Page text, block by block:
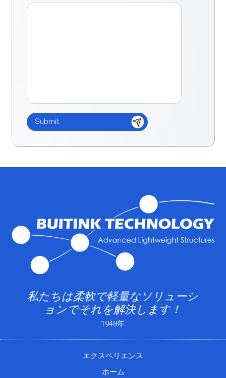
私たちは柔軟で軽量なソリューシ
ョンでそれを解決します！
1948年
エクスペリエンス
ホーム